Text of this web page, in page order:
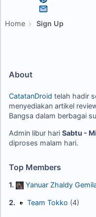
Home Sign Up
About
CatatanDroid telah hadir
menyediakan artikel
Bangsa dalam berbagai
Admin libur hari Sabtu -
diproses malam hari.
Top Members
1. Yanuar Zhaldy
2. Team Tokko (4)